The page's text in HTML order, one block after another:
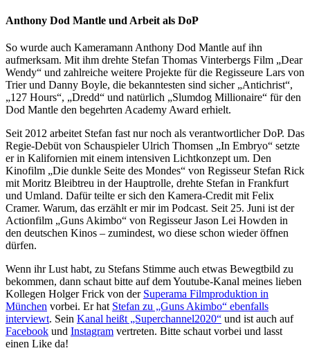
Anthony Dod Mantle und Arbeit als DoP
So wurde auch Kameramann Anthony Dod Mantle auf ihn
aufmerksam. Mit ihm drehte Stefan Thomas Vinterbergs Film „Dear
Wendy“ und zahlreiche weitere Projekte für die Regisseure Lars von
Trier und Danny Boyle, die bekanntesten sind sicher „Antichrist“,
„127 Hours“, „Dredd“ und natürlich „Slumdog Millionaire“ für den
Dod Mantle den begehrten Academy Award erhielt.
Seit 2012 arbeitet Stefan fast nur noch als verantwortlicher DoP. Das
Regie-Debüt von Schauspieler Ulrich Thomsen „In Embryo“ setzte
er in Kalifornien mit einem intensiven Lichtkonzept um. Den
Kinofilm „Die dunkle Seite des Mondes“ von Regisseur Stefan Rick
mit Moritz Bleibtreu in der Hauptrolle, drehte Stefan in Frankfurt
und Umland. Dafür teilte er sich den Kamera-Credit mit Felix
Cramer. Warum, das erzählt er mir im Podcast. Seit 25. Juni ist der
Actionfilm „Guns Akimbo“ von Regisseur Jason Lei Howden in
den deutschen Kinos – zumindest, wo diese schon wieder öffnen
dürfen.
Wenn ihr Lust habt, zu Stefans Stimme auch etwas Bewegtbild zu
bekommen, dann schaut bitte auf dem Youtube-Kanal meines lieben
Kollegen Holger Frick von der Superama Filmproduktion in
München vorbei. Er hat Stefan zu „Guns Akimbo“ ebenfalls
interviewt. Sein Kanal heißt „Superchannel2020“ und ist auch auf
Facebook und Instagram vertreten. Bitte schaut vorbei und lasst
einen Like da!